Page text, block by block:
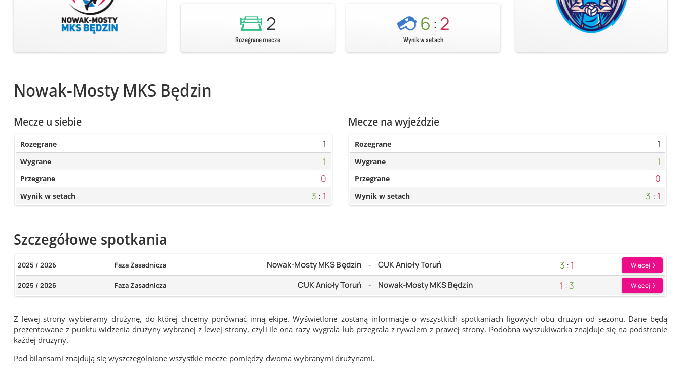
2
Rozegrane mecze
6:2
Wynik w setach
Nowak-Mosty MKS Będzin
Mecze u siebie
Rozegrane 1
Wygrane 1
Przegrane 0
Wynik w setach 3 : 1
Mecze na wyjeździe
Rozegrane 1
Wygrane 1
Przegrane 0
Wynik w setach 3 : 1
Szczegółowe spotkania
2025 / 2026 Faza Zasadnicza Nowak-Mosty MKS Będzin - CUK Anioły Toruń 3 : 1 Więcej
2025 / 2026 Faza Zasadnicza CUK Anioły Toruń - Nowak-Mosty MKS Będzin 1 : 3 Więcej
Z lewej strony wybieramy drużynę, do której chcemy porównać inną ekipę. Wyświetlone zostaną informacje o wszystkich spotkaniach ligowych obu drużyn od sezonu. Dane będą
prezentowane z punktu widzenia drużyny wybranej z lewej strony, czyli ile ona razy wygrała lub przegrała z rywalem z prawej strony. Podobna wyszukiwarka znajduje się na podstronie
każdej drużyny.
Pod bilansami znajdują się wyszczególnione wszystkie mecze pomiędzy dwoma wybranymi drużynami.